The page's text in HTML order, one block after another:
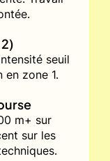
seuil
zone 1.
m+ sur
sur les